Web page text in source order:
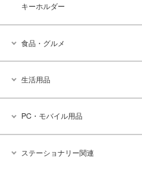
キーホルダー
食品・グルメ
生活用品
PC・モバイル用品
ステーショナリー関連